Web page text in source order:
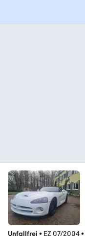
Unfallfrei • EZ 07/2004•